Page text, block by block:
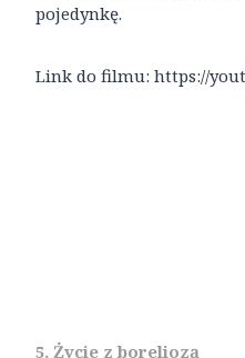
pojedynkę.
Link do filmu: https://
5. Życie z boreliozą